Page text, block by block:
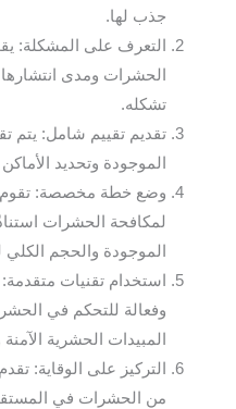
جذب لها.
التعرف على المشكلة:
الحشرات ومدى
تشكله.
تقديم تقييم شامل: يتم
الموجودة وتحديد
وضع خطة مخصصة:
لمكافحة الحشرات
الموجودة والحجم
استخدام تقنيات
وفعالة للتحكم في
المبيدات الحشرية الآمنة
التركيز على الوقاية:
من الحشرات في